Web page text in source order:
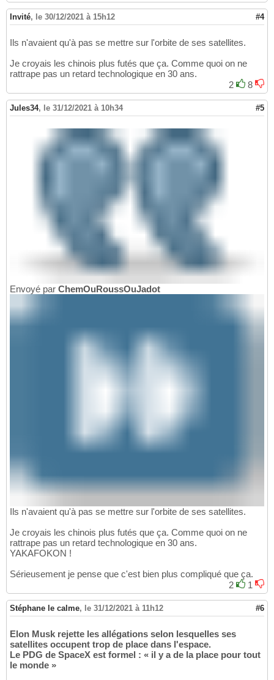
Invité, le 30/12/2021 à 15h12 #4
Ils n'avaient qu'à pas se mettre sur l'orbite de ses satellites.
Je croyais les chinois plus futés que ça. Comme quoi on ne
rattrape pas un retard technologique en 30 ans.
2
8
Jules34, le 31/12/2021 à 10h34 #5
Envoyé par ChemOuRoussOuJadot
Ils n'avaient qu'à pas se mettre sur l'orbite de ses satellites.
Je croyais les chinois plus futés que ça. Comme quoi on ne
rattrape pas un retard technologique en 30 ans.
YAKAFOKON !
Sérieusement je pense que c'est bien plus compliqué que ça.
2
1
Stéphane le calme, le 31/12/2021 à 11h12 #6
Elon Musk rejette les allégations selon lesquelles ses
satellites occupent trop de place dans l'espace.
Le PDG de SpaceX est formel : « il y a de la place pour tout
le monde »